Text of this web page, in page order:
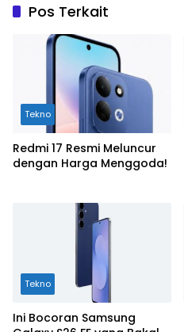
Pos Terkait
Tekno
Redmi 17 Resmi Meluncur
dengan Harga Menggoda!
Tekno
Ini Bocoran Samsung